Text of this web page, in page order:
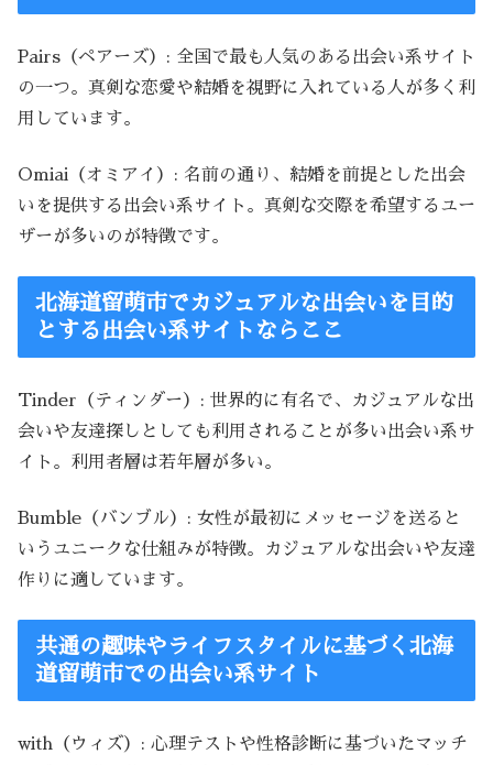
Pairs（ペアーズ）: 全国で最も人気のある出会い系サイト
の一つ。真剣な恋愛や結婚を視野に入れている人が多く利
用しています。
Omiai（オミアイ）: 名前の通り、結婚を前提とした出会
いを提供する出会い系サイト。真剣な交際を希望するユー
ザーが多いのが特徴です。
北海道留萌市でカジュアルな出会いを目的
とする出会い系サイトならここ
Tinder（ティンダー）: 世界的に有名で、カジュアルな出
会いや友達探しとしても利用されることが多い出会い系サ
イト。利用者層は若年層が多い。
Bumble（バンブル）: 女性が最初にメッセージを送ると
いうユニークな仕組みが特徴。カジュアルな出会いや友達
作りに適しています。
共通の趣味やライフスタイルに基づく北海
道留萌市での出会い系サイト
with（ウィズ）: 心理テストや性格診断に基づいたマッチ